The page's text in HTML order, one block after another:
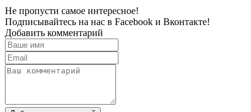
Не пропусти самое интересное!
Подписывайтесь на нас в Facebook и Вконтакте!
Добавить комментарий